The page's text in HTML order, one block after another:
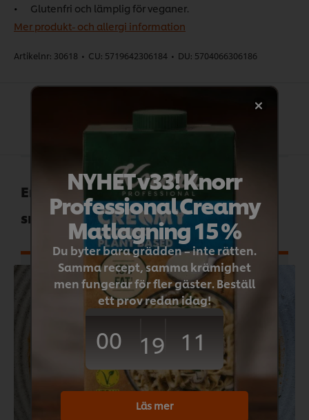
Glutenfri och lämplig för veganer.
Mer produkt- och allergi information
Artikelnr: 30618 • CU: 5719642306184 • DU: 5704066306186
En aromatisk örtkrydda som lyfter
smaken i varm och kall matlagning.
NYHET v33! Knorr
Professional Creamy
Matlagning 15 %
Du byter bara grädden – inte rätten.
Samma recept, samma krämighet
men fungerar för fler gäster. Beställ
ett prov redan idag!
00 19 11
Läs mer